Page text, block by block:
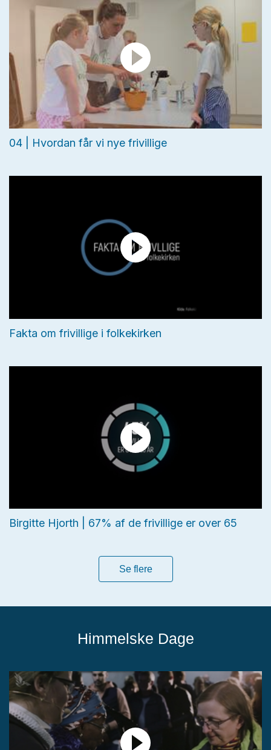
04 | Hvordan får vi nye frivillige
Fakta om frivillige i folkekirken
Birgitte Hjorth | 67% af de frivillige er over 65
Se flere
Himmelske Dage